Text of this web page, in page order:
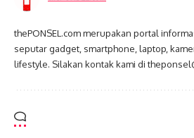
thePONSEL.com merupakan portal
seputar gadget, smartphone, laptop,
lifestyle. Silakan kontak kami di